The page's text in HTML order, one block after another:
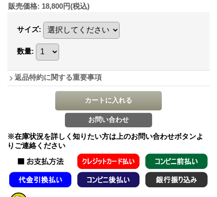
販売価格: 18,800円(税込)
サイズ:
数量:
返品特約に関する重要事項
※在庫状況を詳しく知りたい方は上のお問い合わせボタンよ
りご連絡ください